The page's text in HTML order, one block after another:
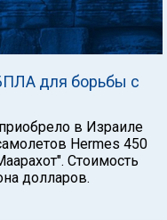
для борьбы с
в Израиле
Hermes 450
Стоимость
долларов.